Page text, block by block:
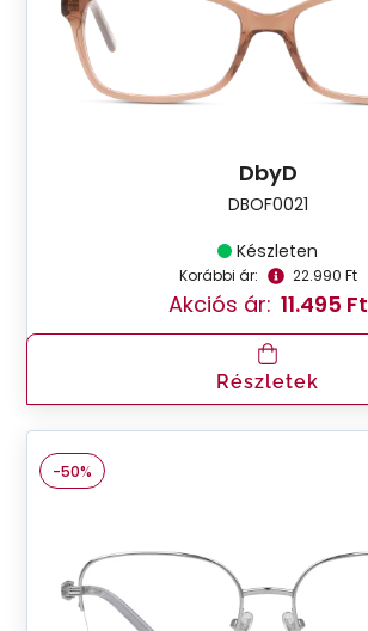
DbyD
DBOF0021
Készleten
Korábbi ár: 22.990 Ft
Akciós ár: 11.495 Ft
Részletek
-50%